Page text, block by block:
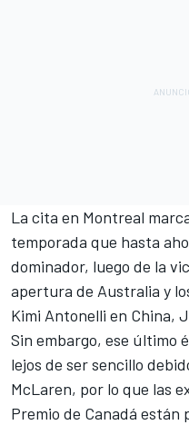
La cita en Montreal
temporada que hasta
dominador, luego de la
apertura de Australia y
Kimi Antonelli en China,
Sin embargo, ese último
lejos de ser sencillo
McLaren, por lo que las
Premio de Canadá están